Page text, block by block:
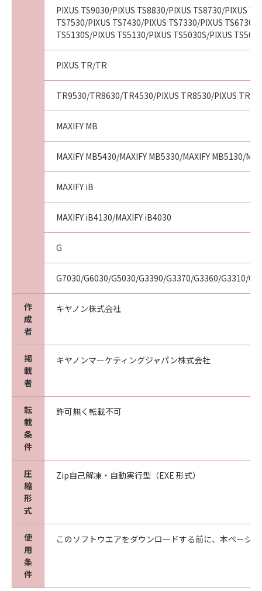
PIXUS TS9030/PIXUS TS8830/PIXUS TS8730/PIXUS
TS7530/PIXUS TS7430/PIXUS TS7330/PIXUS TS6730/
TS5130S/PIXUS TS5130/PIXUS TS5030S/PIXUS
PIXUS TR/TR
TR9530/TR8630/TR4530/PIXUS TR8530/PIXUS
MAXIFY MB
MAXIFY MB5430/MAXIFY MB5330/MAXIFY MB5130/
MAXIFY iB
MAXIFY iB4130/MAXIFY iB4030
G
G7030/G6030/G5030/G3390/G3370/G3360/G3310/
作
成
者
キヤノン株式会社
掲
載
者
キヤノンマーケティングジャパン株式会社
転
載
条
件
許可無く転載不可
圧
縮
形
式
Zip自己解凍・自動実行型（EXE 形式）
使
用
条
件
このソフトウエアをダウンロードする前に、本ページ